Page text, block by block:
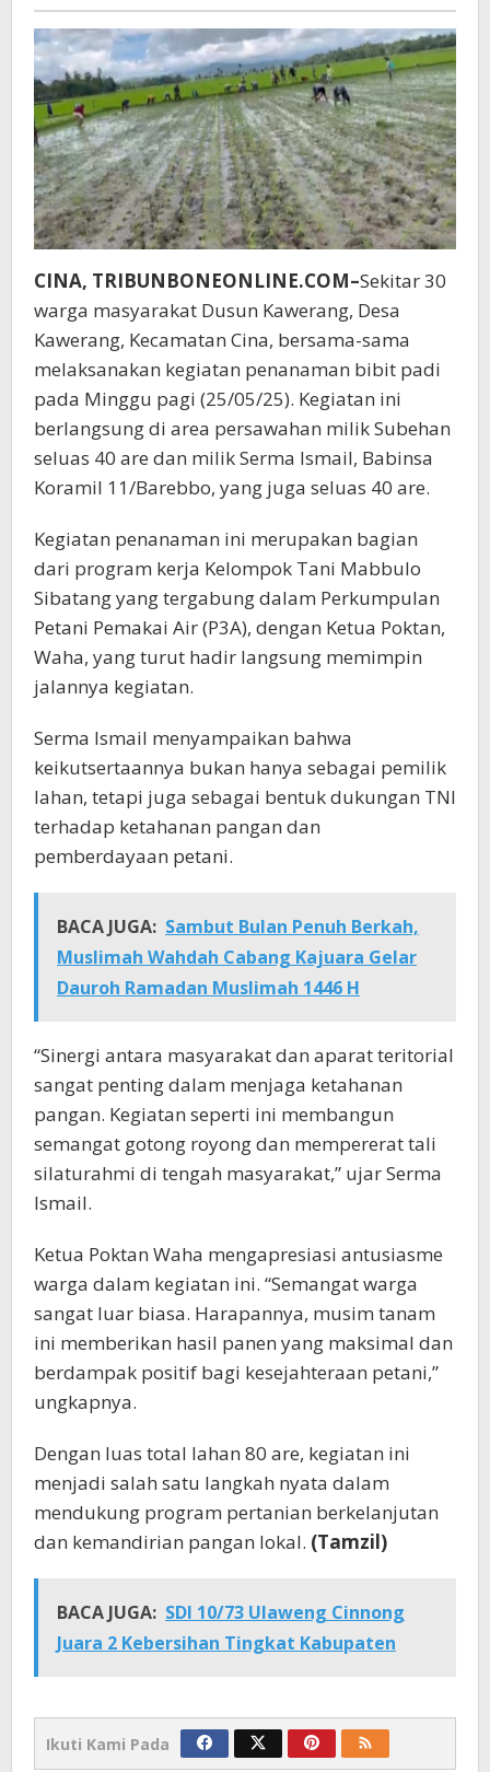
Kebersamaan
Petani
dan
Babinsa
CINA, TRIBUNBONEONLINE.COM–Sekitar 30
warga masyarakat Dusun Kawerang, Desa
Kawerang, Kecamatan Cina, bersama-sama
melaksanakan kegiatan penanaman bibit padi
pada Minggu pagi (25/05/25). Kegiatan ini
berlangsung di area persawahan milik Subehan
seluas 40 are dan milik Serma Ismail, Babinsa
Koramil 11/Barebbo, yang juga seluas 40 are.
Kegiatan penanaman ini merupakan bagian
dari program kerja Kelompok Tani Mabbulo
Sibatang yang tergabung dalam Perkumpulan
Petani Pemakai Air (P3A), dengan Ketua Poktan,
Waha, yang turut hadir langsung memimpin
jalannya kegiatan.
Serma Ismail menyampaikan bahwa
keikutsertaannya bukan hanya sebagai pemilik
lahan, tetapi juga sebagai bentuk dukungan TNI
terhadap ketahanan pangan dan
pemberdayaan petani.
BACA JUGA: Sambut Bulan Penuh Berkah,
Muslimah Wahdah Cabang Kajuara Gelar
Dauroh Ramadan Muslimah 1446 H
“Sinergi antara masyarakat dan aparat teritorial
sangat penting dalam menjaga ketahanan
pangan. Kegiatan seperti ini membangun
semangat gotong royong dan mempererat tali
silaturahmi di tengah masyarakat,” ujar Serma
Ismail.
Ketua Poktan Waha mengapresiasi antusiasme
warga dalam kegiatan ini. “Semangat warga
sangat luar biasa. Harapannya, musim tanam
ini memberikan hasil panen yang maksimal dan
berdampak positif bagi kesejahteraan petani,”
ungkapnya.
Dengan luas total lahan 80 are, kegiatan ini
menjadi salah satu langkah nyata dalam
mendukung program pertanian berkelanjutan
dan kemandirian pangan lokal. (Tamzil)
BACA JUGA: SDI 10/73 Ulaweng Cinnong
Juara 2 Kebersihan Tingkat Kabupaten
Ikuti Kami Pada